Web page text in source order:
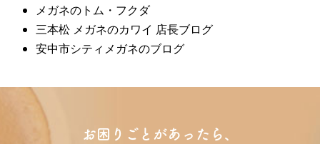
メガネのトム・フクダ
三本松 メガネのカワイ 店長ブログ
安中市シティメガネのブログ
お困りごとがあったら、